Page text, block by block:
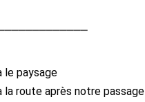
le paysage
la route après notre passage